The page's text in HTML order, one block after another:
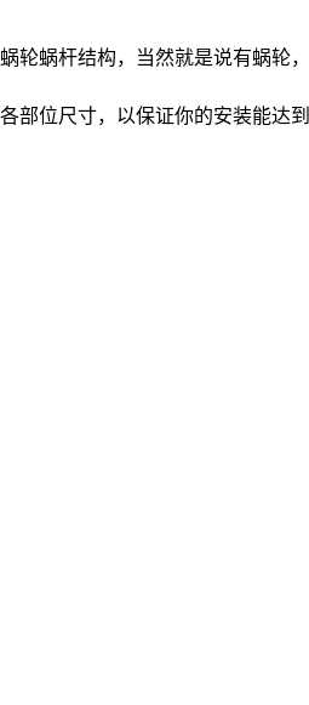
蜗杆结构，当然就是说有蜗轮
位尺寸，以保证你的安装能达到